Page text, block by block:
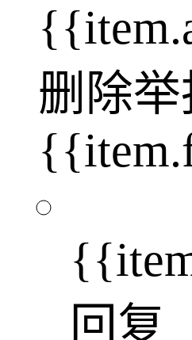
删除举
回复